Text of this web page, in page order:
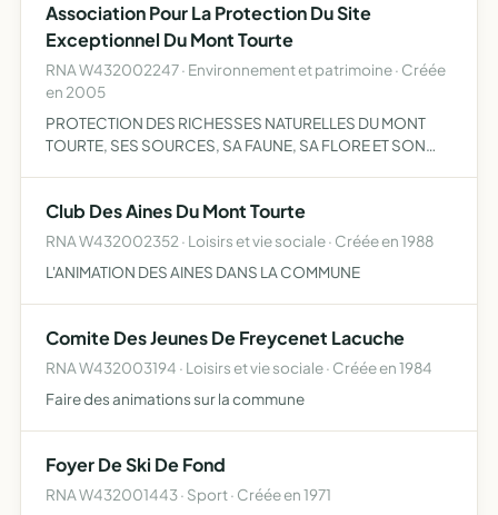
SES MEMBRES DANS LE RESPECT DES PROPRIET…
Association Pour La Protection Du Site
Exceptionnel Du Mont Tourte
RNA W432002247 · Environnement et patrimoine · Créée
en 2005
PROTECTION DES RICHESSES NATURELLES DU MONT
TOURTE, SES SOURCES, SA FAUNE, SA FLORE ET SON
Club Des Aines Du Mont Tourte
RNA W432002352 · Loisirs et vie sociale · Créée en 1988
L'ANIMATION DES AINES DANS LA COMMUNE
Comite Des Jeunes De Freycenet Lacuche
RNA W432003194 · Loisirs et vie sociale · Créée en 1984
Faire des animations sur la commune
Foyer De Ski De Fond
RNA W432001443 · Sport · Créée en 1971